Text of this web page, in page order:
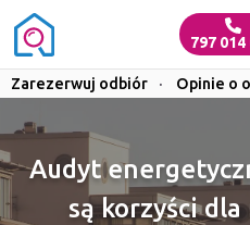
797 014
Zarezerwuj odbiór · Opinie o
Audyt
są korzyści dla